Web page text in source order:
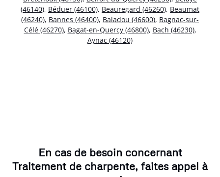
(46140), Béduer (46100), Beauregard (46260), Beaumat
(46240), Bannes (46400), Baladou (46600), Bagnac-sur-
Célé (46270), Bagat-en-Quercy (46800), Bach (46230),
Aynac (46120)
En cas de besoin concernant
Traitement de charpente, faites appel à